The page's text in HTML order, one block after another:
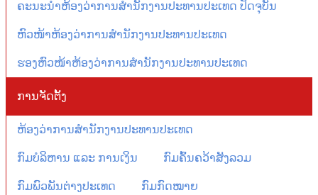
ຄະນະນຳຫ້ອງວ່າການສຳນັກງານປະທານປະເທດ ປັດຈຸບັນ
ຫົວໜ້າຫ້ອງວ່າການສຳນັກງານປະທານປະເທດ
ຮອງຫົວໜ້າຫ້ອງວ່າການສຳນັກງານປະທານປະເທດ
ການຈັດຕັ້ງ
ຫ້ອງວ່າການສຳນັກງານປະທານປະເທດ
ກົມບໍລິຫານ ແລະ ການເງິນ ກົມຄົ້ນຄວ້າສັງລວມ
ກົມພົວພັນຕ່າງປະເທດ ກົມກົດໝາຍ